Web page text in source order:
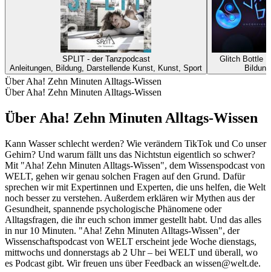
SPLIT - der Tanzpodcast
Anleitungen, Bildung, Darstellende Kunst, Kunst, Sport
Glitch Bottle
Bildung
Über Aha! Zehn Minuten Alltags-Wissen
Über Aha! Zehn Minuten Alltags-Wissen
Über Aha! Zehn Minuten Alltags-Wissen
Kann Wasser schlecht werden? Wie verändern TikTok und Co unser
Gehirn? Und warum fällt uns das Nichtstun eigentlich so schwer?
Mit "Aha! Zehn Minuten Alltags-Wissen", dem Wissenspodcast von
WELT, gehen wir genau solchen Fragen auf den Grund. Dafür
sprechen wir mit Expertinnen und Experten, die uns helfen, die Welt
noch besser zu verstehen. Außerdem erklären wir Mythen aus der
Gesundheit, spannende psychologische Phänomene oder
Alltagsfragen, die ihr euch schon immer gestellt habt. Und das alles
in nur 10 Minuten. "Aha! Zehn Minuten Alltags-Wissen", der
Wissenschaftspodcast von WELT erscheint jede Woche dienstags,
mittwochs und donnerstags ab 2 Uhr – bei WELT und überall, wo
es Podcast gibt. Wir freuen uns über Feedback an wissen@welt.de.